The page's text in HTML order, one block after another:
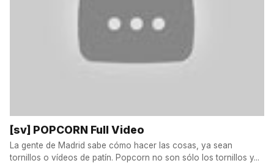
[sv] POPCORN Full Video
La gente de Madrid sabe cómo hacer las cosas, ya sean
tornillos o vídeos de patín. Popcorn no son sólo los tornillos y...